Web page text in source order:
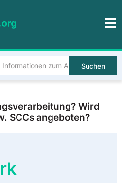
Suchen
Wird
SCCs angeboten?